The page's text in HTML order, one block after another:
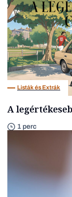
Listák és Extrák
A
1 perc